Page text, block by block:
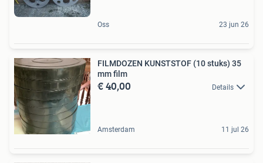
Oss 23 jun 26
FILMDOZEN KUNSTSTOF (10 stuks) 35
mm film
€ 40,00 Details
Amsterdam 11 jul 26